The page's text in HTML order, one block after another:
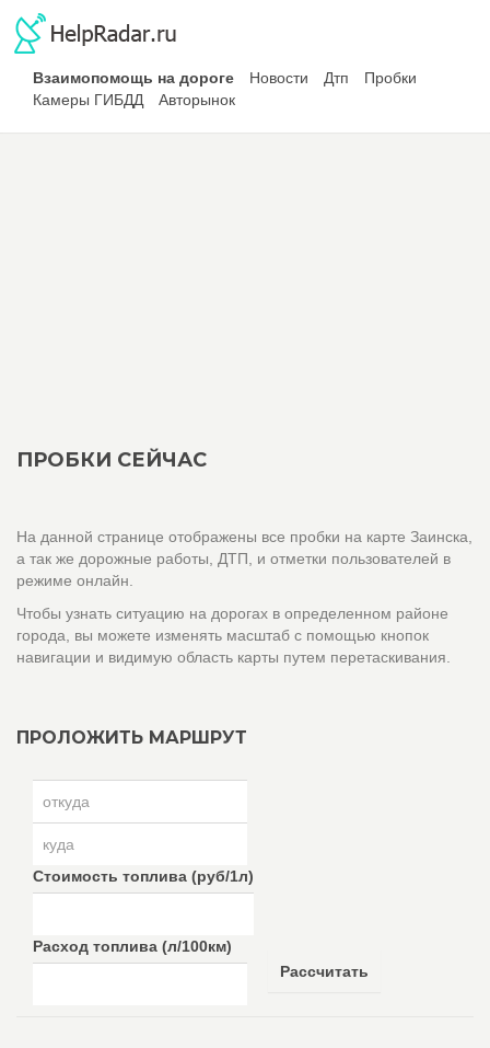
Взаимопомощь на дороге Новости Дтп
Пробки
Камеры ГИБДД
Авторынок
ПРОБКИ СЕЙЧАС
На данной странице отображены все пробки на карте Заинска,
а так же дорожные работы, ДТП, и отметки пользователей в
режиме онлайн.
Чтобы узнать ситуацию на дорогах в определенном районе
города, вы можете изменять масштаб с помощью кнопок
навигации и видимую область карты путем перетаскивания.
ПРОЛОЖИТЬ МАРШРУТ
Стоимость топлива (руб/1л)
Расход топлива (л/100км)
Рассчитать